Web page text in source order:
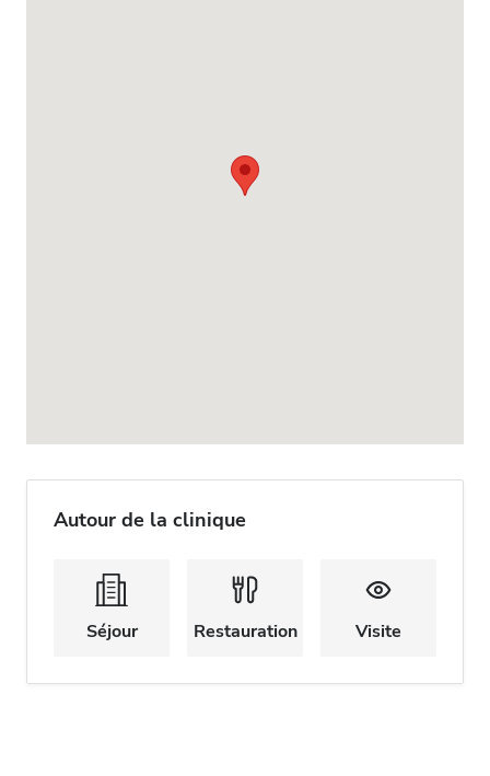
Autour de la clinique
Séjour Restauration Visite